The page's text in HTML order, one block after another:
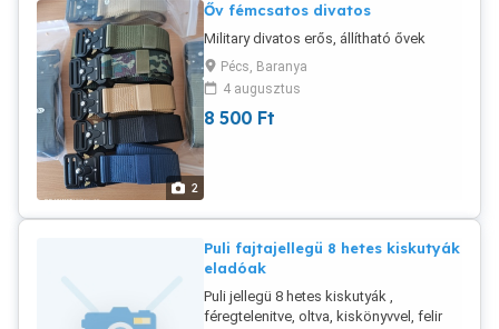
2
Őv fémcsatos divatos
Military divatos erős, állítható ővek
Pécs, Baranya
4 augusztus
8 500 Ft
Puli fajtajellegü 8 hetes kiskutyák
eladóak
Puli jellegü 8 hetes kiskutyák ,
féregtelenitve, oltva, kiskönyvvel, felir